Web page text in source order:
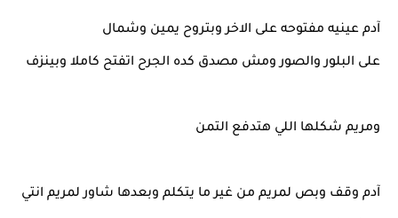
آدم عينيه مفتوحه على الاخر وبتروح يمين وشمال
على البلور والصور ومش مصدق كده الجرح اتفتح كاملا وبينزف
ومريم شكلها اللي هتدفع التمن
آدم وقف وبص لمريم من غير ما يتكلم وبعدها شاور لمريم انتي